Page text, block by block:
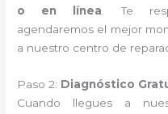
o en línea. Te
agendaremos el mejor
a nuestro centro de
Paso 2: Diagnóstico
Cuando llegues a